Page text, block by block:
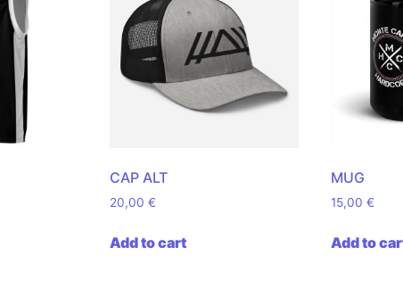
Price range: 35,00 € through 45,00 €
CAP ALT
20,00€
Add to cart
MUG
15,00€
Add to